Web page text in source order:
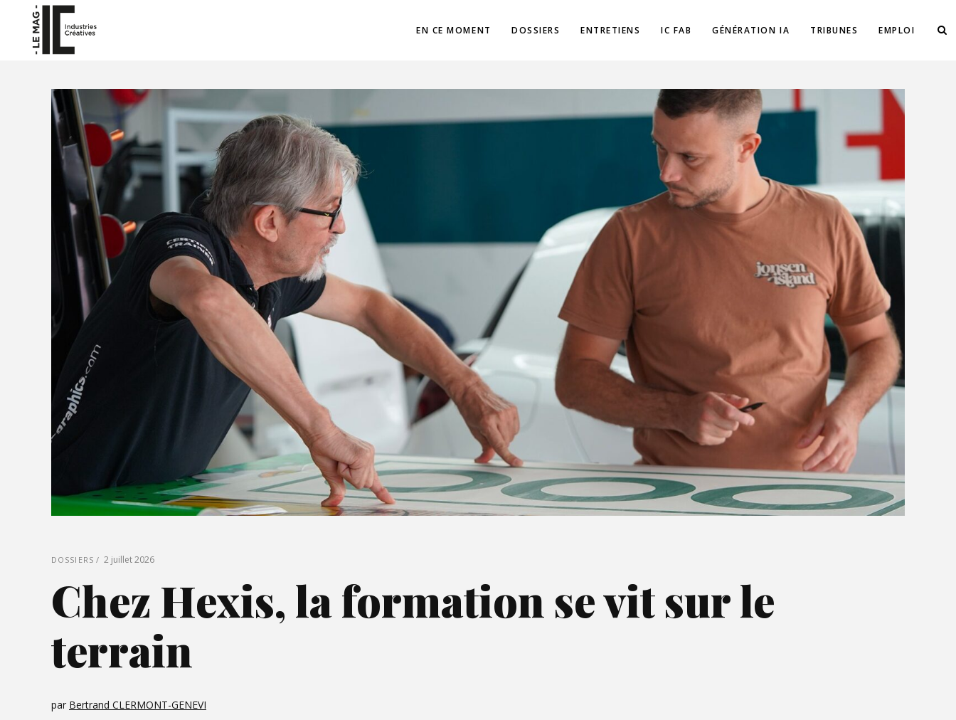
EN CE MOMENT DOSSIERS ENTRETIENS IC FAB GÉNÉRATION IA TRIBUNES EMPLOI
DOSSIERS 2 juillet 2026
Chez Hexis, la formation se vit sur le
terrain
par Bertrand CLERMONT-GENEVI